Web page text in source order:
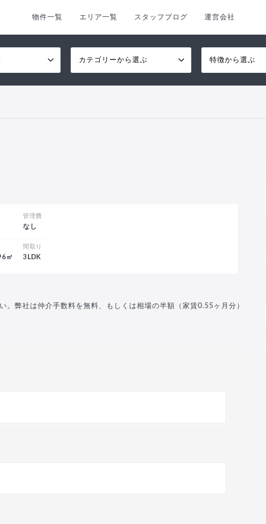
物件一覧 エリア一覧 スタッフブログ 運営会社
カテゴリーから選ぶ 特徴から選ぶ
管理費
なし
㎡
間取り
3LDK
。弊社は仲介手数料を無料、もしくは相場の半額（家賃0.55ヶ月分）